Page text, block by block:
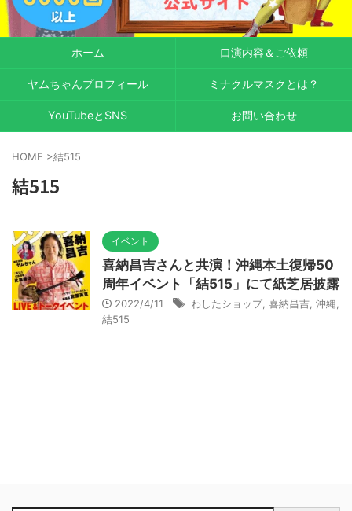
ホーム 口演内容＆ご依頼
ヤムちゃんプロフィール ミナクルマスクとは？
YouTubeとSNS お問い合わせ
HOME >結515
結515
イベント
喜納昌吉さんと共演！沖縄本土復帰50
周年イベント「結515」にて紙芝居披露
2022/4/11 わしたショップ, 喜納昌吉 沖縄
結515